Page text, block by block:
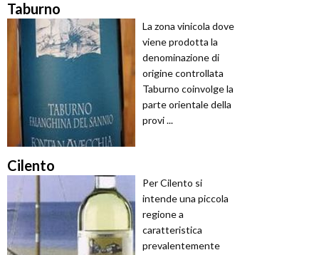
Taburno
La zona vinicola dove
viene prodotta la
denominazione di
origine controllata
Taburno coinvolge la
parte orientale della
provi ...
Cilento
Per Cilento si
intende una piccola
regione a
caratteristica
prevalentemente